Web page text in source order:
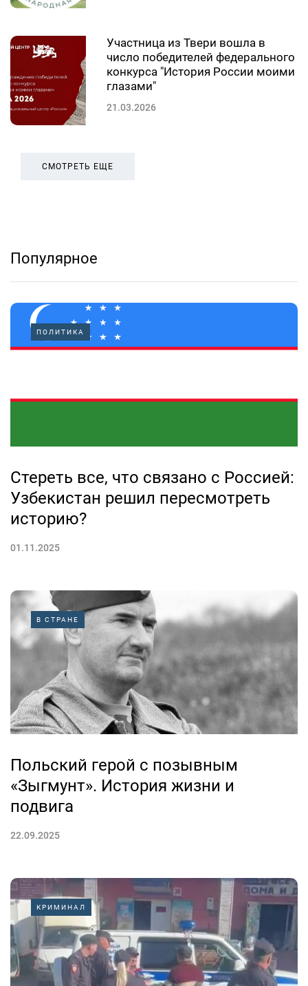
Участница из Твери вошла в
число победителей федерального
конкурса "История России моими
глазами"
21.03.2026
СМОТРЕТЬ ЕЩЕ
Популярное
ПОЛИТИКА
Стереть все, что связано с Россией:
Узбекистан решил пересмотреть
историю?
01.11.2025
В СТРАНЕ
Польский герой с позывным
«Зыгмунт». История жизни и
подвига
22.09.2025
КРИМИНАЛ